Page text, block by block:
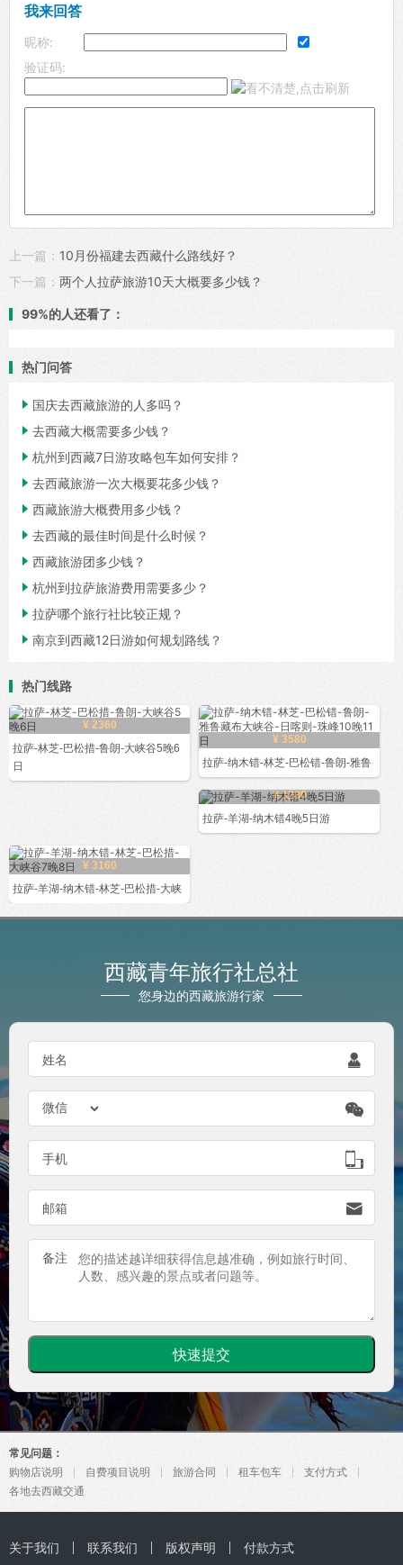
我来回答
昵称:
验证码:
上一篇： 10月份福建去西藏什么路线好？
下一篇： 两个人拉萨旅游10天大概要多少钱？
99%的人还看了：
热门问答
 国庆去西藏旅游的人多吗？
 去西藏大概需要多少钱？
 杭州到西藏7日游攻略包车如何安排？
 去西藏旅游一次大概要花多少钱？
 西藏旅游大概费用多少钱？
 去西藏的最佳时间是什么时候？
 西藏旅游团多少钱？
 杭州到拉萨旅游费用需要多少？
 拉萨哪个旅行社比较正规？
 南京到西藏12日游如何规划路线？
热门线路
¥ 2360
拉萨-林芝-巴松措-鲁朗-大峡谷5晚6
日
¥ 3580
拉萨-纳木错-林芝-巴松错-鲁朗-雅鲁
¥ 1280
拉萨-羊湖-纳木错4晚5日游
¥ 3160
拉萨-羊湖-纳木错-林芝-巴松措-大峡
西藏青年旅行社总社
您身边的西藏旅游行家
姓名 

手机 
邮箱 
备注
常见问题：
购物店说明
自费项目说明 旅游合同 租车包车
支付方式
各地去西藏交通
关于我们 联系我们 版权声明 付款方式